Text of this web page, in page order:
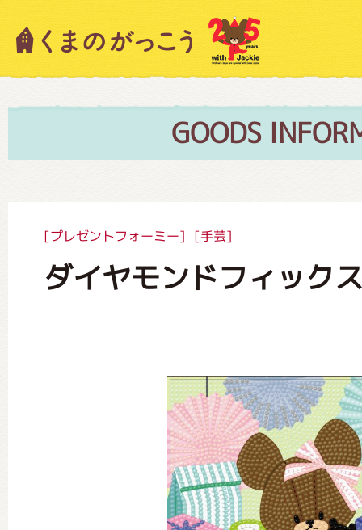
GOODS
[プレゼントフォーミー] [手芸]
ダイヤモンドフィック
キャラクター紹介
絵本・作家紹介
グッズインフォメーション
ミュージカル・コンサート